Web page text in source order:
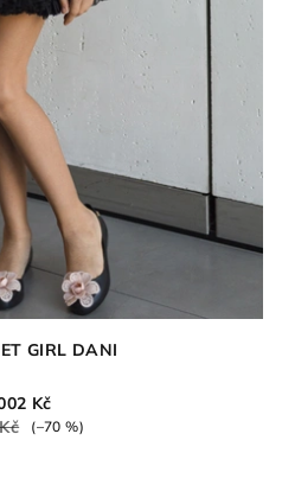
GIRL DANI
Kč
(–70 %)